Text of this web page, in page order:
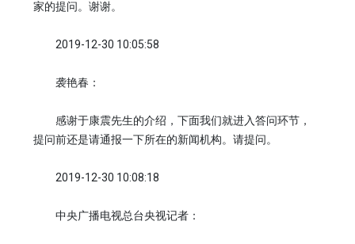
家的提问。谢谢。
2019-12-30 10:05:58
袭艳春：
感谢于康震先生的介绍，下面我们就进入答问环节，
提问前还是请通报一下所在的新闻机构。请提问。
2019-12-30 10:08:18
中央广播电视总台央视记者：